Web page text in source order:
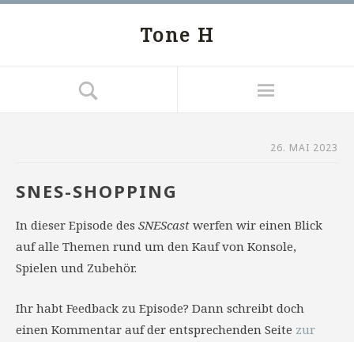
Tone H
26. MAI 2023
SNES-SHOPPING
In dieser Episode des SNEScast werfen wir einen Blick
auf alle Themen rund um den Kauf von Konsole,
Spielen und Zubehör.
Ihr habt Feedback zu Episode? Dann schreibt doch
einen Kommentar auf der entsprechenden Seite zur